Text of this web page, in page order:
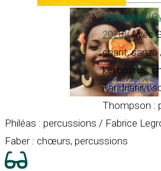
Vangasay
2020). Avec
chant, sanza
keyboards,
Thompson :
Philéas : percussions / Fabrice
Faber : chœurs, percussions